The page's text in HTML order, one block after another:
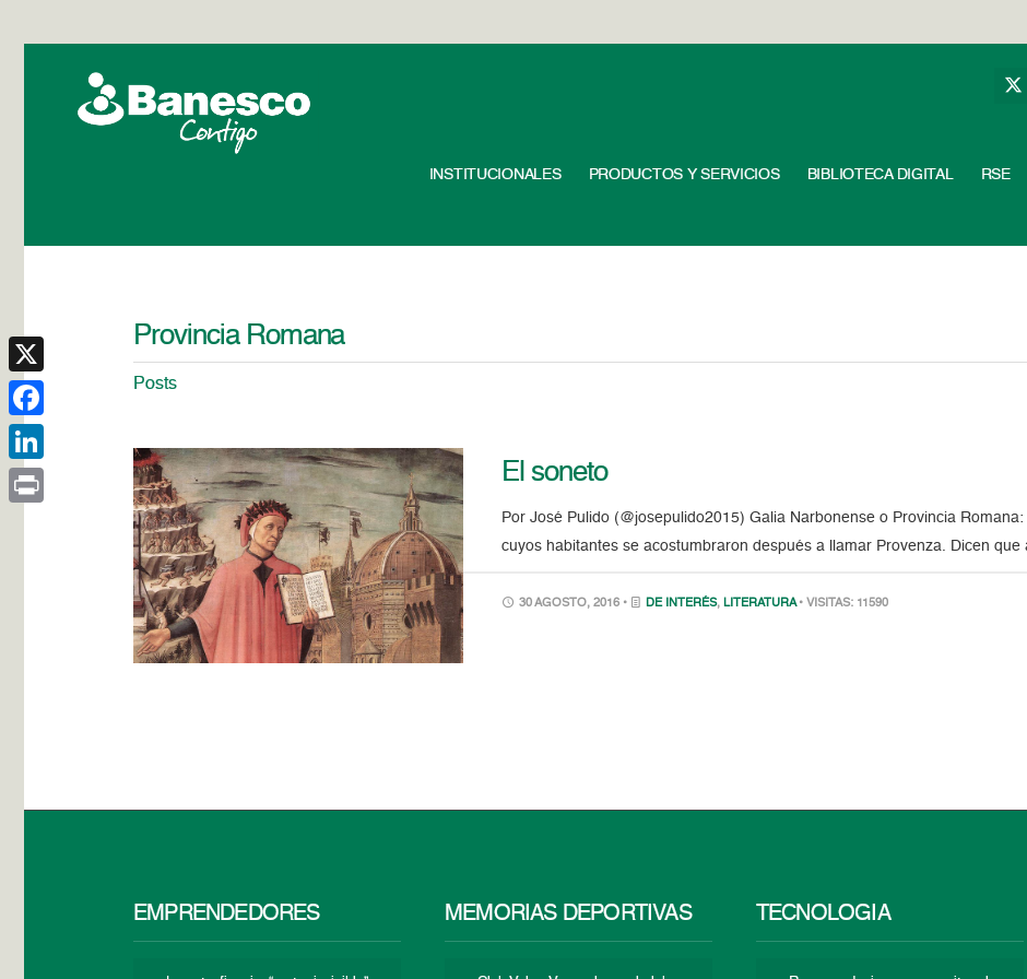
INSTITUCIONALES PRODUCTOS Y SERVICIOS BIBLIOTECA DIGITAL RSE
Provincia Romana
Posts
El soneto
Por José Pulido (@josepulido2015) Galia Narbonense o Provincia
cuyos habitantes se acostumbraron después a llamar Provenza. Dicen
30 AGOSTO, 2016 • DE INTERÉS, LITERATURA • VISITAS: 11590
EMPRENDEDORES MEMORIAS DEPORTIVAS TECNOLOGÍA
X
Facebook
LinkedIn